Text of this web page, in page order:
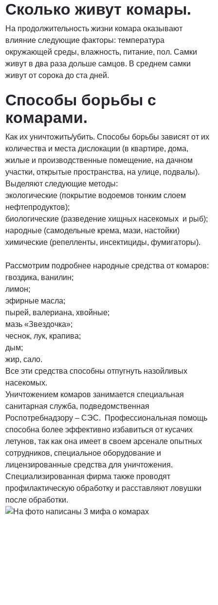
Сколько живут комары.
На продолжительность жизни комара оказывают
влияние следующие факторы: температура
окружающей среды, влажность, питание, пол. Самки
живут в два раза дольше самцов. В среднем самки
живут от сорока до ста дней.
Способы борьбы с
комарами.
Как их уничтожить/убить. Способы борьбы зависят от их
количества и места дислокации (в квартире, дома,
жилые и производственные помещение, на дачном
участки, открытые пространства, на улице, подвалы).
Выделяют следующие методы:
экологические (покрытие водоемов тонким слоем
нефтепродуктов);
биологические (разведение хищных насекомых и рыб);
народные (самодельные крема, мази, настойки)
химические (репелленты, инсектициды, фумигаторы).
Рассмотрим подробнее народные средства от комаров:
гвоздика, ванилин;
лимон;
эфирные масла;
пырей, валериана, хвойные;
мазь «Звездочка»;
чеснок, лук, крапива;
дым;
жир, сало.
Все эти средства способны отпугнуть назойливых
насекомых.
Уничтожением комаров занимается специальная
санитарная служба, подведомственная
Роспотребнадзору – СЭС. Профессиональная помощь
способна более эффективно избавиться от кусачих
летунов, так как она имеет в своем арсенале опытных
сотрудников, специальное оборудование и
лицензированные средства для уничтожения.
Специализированная фирма также проводят
профилактическую обработку и расставляют ловушки
после обработки.